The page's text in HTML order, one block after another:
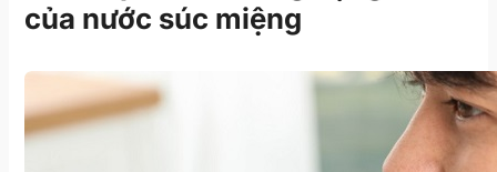
của nước súc miệng